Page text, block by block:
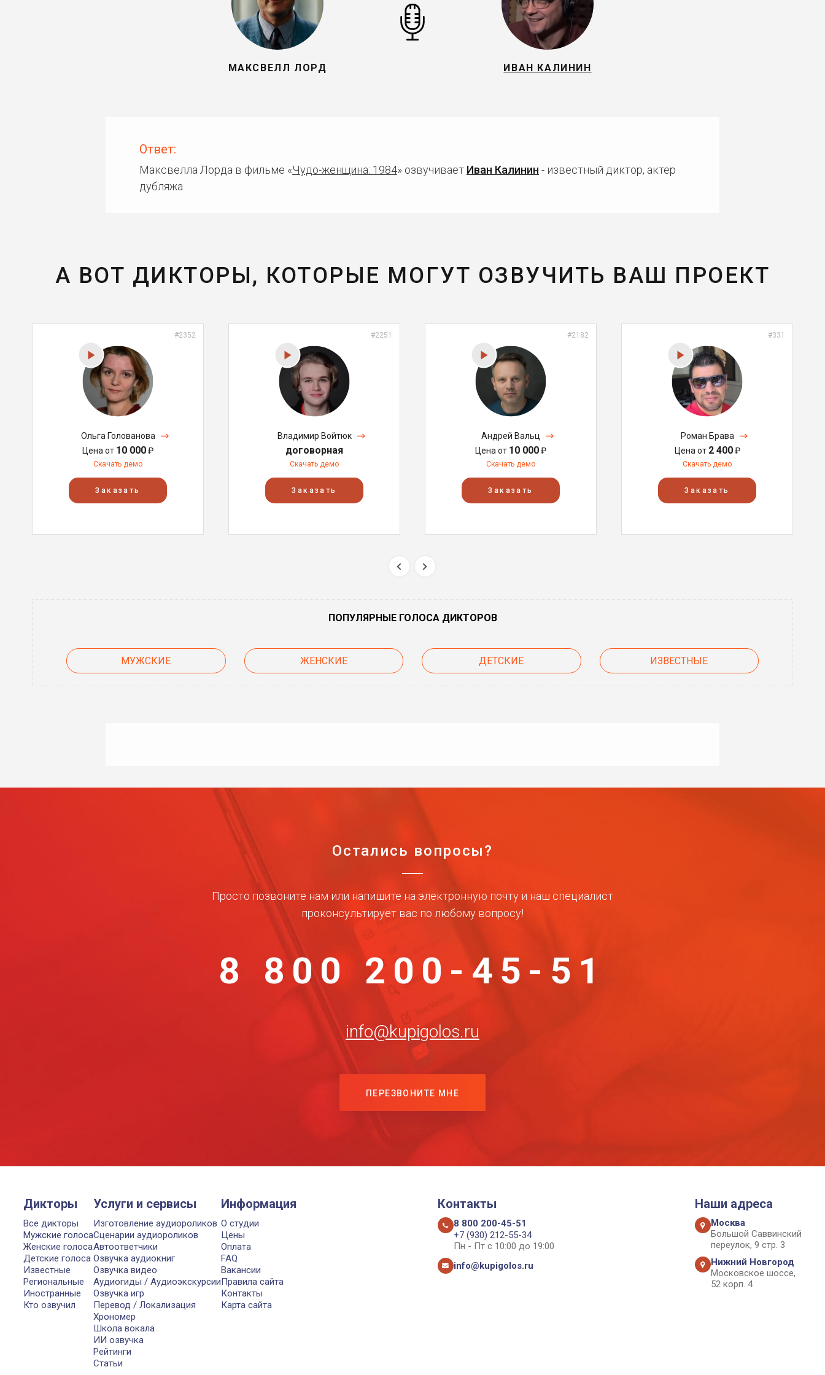
МАКСВЕЛЛ ЛОРД ИВАН КАЛИНИН
Ответ:
Максвелла Лорда в фильме «Чудо-женщина: 1984» озвучивает Иван Калинин - известный диктор, актер
дубляжа.
А ВОТ ДИКТОРЫ, КОТОРЫЕ МОГУТ ОЗВУЧИТЬ ВАШ ПРОЕКТ
#2352
Ольга Голованова
Цена от 10 000₽
Скачать демо
Заказать
#2251
Владимир Войтюк
договорная
Скачать демо
Заказать
#2182
Андрей Вальц
Цена от 10 000₽
Скачать демо
Заказать
#331
Роман Брава
Цена от 2 400₽
Скачать демо
Заказать
ПОПУЛЯРНЫЕ ГОЛОСА ДИКТОРОВ
МУЖСКИЕ ЖЕНСКИЕ ДЕТСКИЕ ИЗВЕСТНЫЕ
Остались вопросы?
Просто позвоните нам или напишите на электронную почту и наш специалист
проконсультирует вас по любому вопросу!
8 800 200-45-51
info@kupigolos.ru
ПЕРЕЗВОНИТЕ МНЕ
Дикторы
Все дикторы
Мужские голоса
Женские голоса
Детские голоса
Известные
Региональные
Иностранные
Кто озвучил
Услуги и сервисы
Изготовление аудиороликов
Сценарии аудиороликов
Автоответчики
Озвучка аудиокниг
Озвучка видео
Аудиогиды / Аудиоэкскурсии
Озвучка игр
Перевод / Локализация
Хрономер
Школа вокала
ИИ озвучка
Рейтинги
Статьи
Информация
О студии
Цены
Оплата
FAQ
Вакансии
Правила сайта
Контакты
Карта сайта
Контакты
8 800 200-45-51
+7 (930) 212-55-34
Пн - Пт с 10:00 до 19:00
info@kupigolos.ru
Наши адреса
Москва
Большой Саввинский
переулок, 9 стр. 3
Нижний Новгород
Московское шоссе,
52 корп. 4